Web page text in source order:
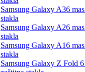
Samsung Galaxy A36
stakla
Samsung Galaxy A26
stakla
Samsung Galaxy A16
stakla
Samsung Galaxy Z Fold 6